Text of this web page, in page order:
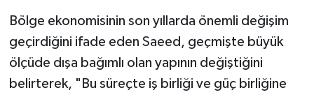
Bölge ekonomisinin son yıllarda önemli değişim
geçirdiğini ifade eden Saeed, geçmişte büyük
ölçüde dışa bağımlı olan yapının değiştiğini
belirterek, "Bu süreçte iş birliği ve güç birliğine